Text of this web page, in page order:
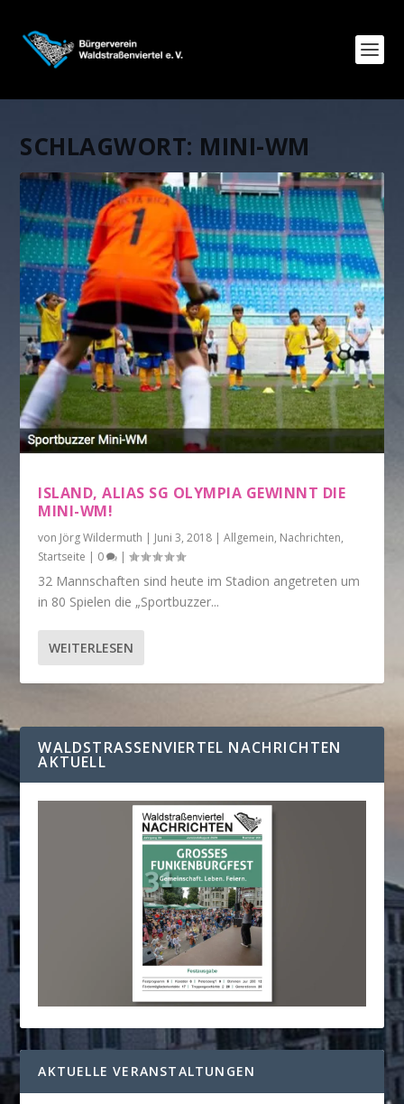
SCHLAGWORT: MINI-WM
ISLAND, ALIAS SG OLYMPIA GEWINNT DIE
MINI-WM!
von Jörg Wildermuth | Juni 3, 2018 |Allgemein, Nachrichten,
Startseite | 0 |
32 Mannschaften sind heute im Stadion angetreten um
in 80 Spielen die „Sportbuzzer...
WEITERLESEN
WALDSTRASSENVIERTEL NACHRICHTEN A
KTUELL
AKTUELLE VERANSTALTUNGEN